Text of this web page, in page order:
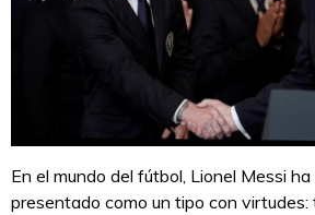
En el mundo del fútbol, Lionel Messi
presentado como un tipo con virtudes: